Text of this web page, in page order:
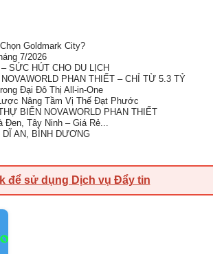
Goldmark City?
7/2026
SỨC HÚT CHO DU LỊCH
PHAN THIẾT – CHỈ TỪ 5.3 TỶ
Đại Đô Thị All-in-One
Nâng Tầm Vị Thế Đạt Phước
BIỂN NOVAWORLD PHAN THIẾT
Đen, Tây Ninh – Giá Rẻ...
AN, BÌNH DƯƠNG
để sử dụng Dịch vụ Đẩy tin